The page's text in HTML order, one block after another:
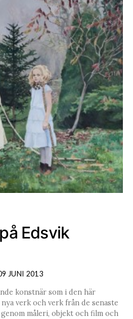
Edsvik
JUNI 2013
konstnär som i den här
verk och verk från de senaste
måleri, objekt och film och